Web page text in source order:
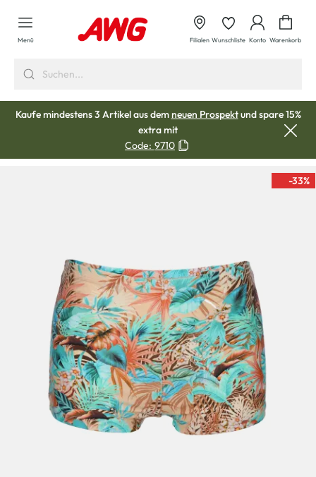
springen
Menü Filialen Wunschliste Konto Warenkorb
Kaufe mindestens 3 Artikel aus demneuen Prospektund spare 15%
extra mit
Code: 9710
-33%